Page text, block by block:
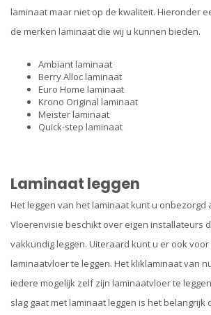
laminaat maar niet op de kwaliteit. Hieronder
de merken laminaat die wij u kunnen bieden.
Ambiant laminaat
Berry Alloc laminaat
Euro Home laminaat
Krono Original laminaat
Meister laminaat
Quick-step laminaat
Laminaat leggen
Het leggen van het laminaat kunt u onbezorgd
Vloerenvisie beschikt over eigen installateurs
vakkundig leggen. Uiteraard kunt u er ook
laminaatvloer te leggen. Het kliklaminaat van
iedere mogelijk zelf zijn laminaatvloer te
slag gaat met laminaat leggen is het belangrijk